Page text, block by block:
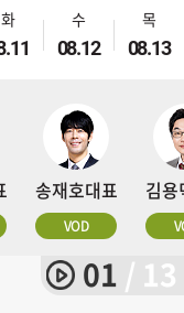
화 수
08.12
목
08.13
송재호대표
VOD
김용
01 / 13